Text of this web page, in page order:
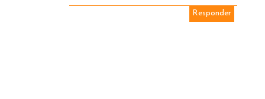
Responder